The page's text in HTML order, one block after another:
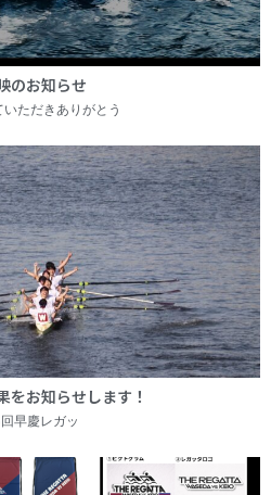
のお知らせ
ただきありがとう
をお知らせします！
早慶レガッ